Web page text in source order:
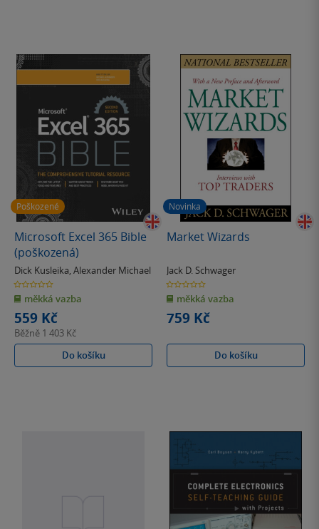
Poškozené
Microsoft Excel 365 Bible
(poškozená)
Dick Kusleika, Alexander Michael
0.0
z
5
hvězdiček
měkká vazba
559 Kč
Běžně 1 403 Kč
Do košíku
Novinka
Market Wizards
Jack D. Schwager
0.0
z
5
hvězdiček
měkká vazba
759 Kč
Do košíku